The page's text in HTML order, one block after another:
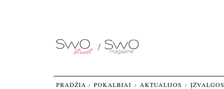
PRADŽIA POKALBIAI AKTUALIJOS ĮŽVALGOS